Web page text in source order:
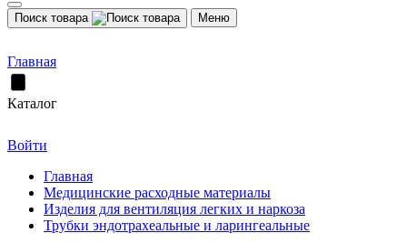
Поиск товара Меню
Главная
Каталог
Войти
Главная
Медицинские расходные материалы
Изделия для вентиляция легких и наркоза
Трубки эндотрахеальные и ларингеальные